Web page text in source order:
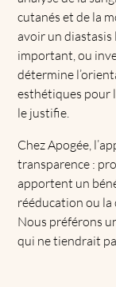
cutanés et de la
avoir un diastasis
important, ou
détermine
esthétiques pour
le justifie.
Chez Apogée,
transparence :
apportent un
rééducation ou la
Nous préférons
qui ne tiendrait